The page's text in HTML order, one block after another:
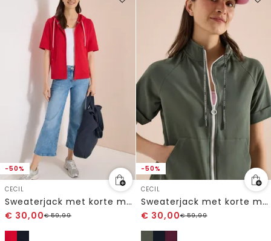
-50%
CECIL
Sweaterjack met korte mouwen en capuchon
€ 30,00€59,99
-50%
CECIL
Sweaterjack met korte mouwen en ritssluiting
€ 30,00€59,99